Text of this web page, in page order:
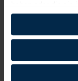
gesammelt haben.
kaufmännische und